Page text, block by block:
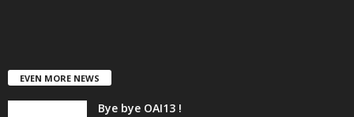
EVEN MORE NEWS
Bye bye OAI13 !